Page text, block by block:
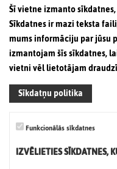
Nacionālajā
iepakojums
ieguvis godpilno
kategorijā par
Nacionālajā konkursā
2021”, ko organizē
Šī vietne izmanto
Sīkdatnes ir mazi teksta
mums informāciju par jūsu
izmantojam šīs sīkdatnes,
vietni vēl lietotājam
Sīkdatņu politika
Funkcionālās sīkdatnes
IZVĒLIETIES SĪKDATNES,